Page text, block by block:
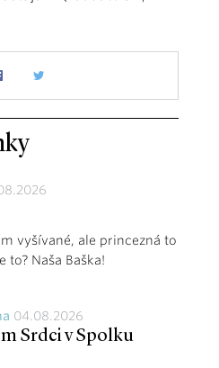
vyšívané, ale princezná to
to? Naša Baška!
04.08.2026
Srdci v Spolku